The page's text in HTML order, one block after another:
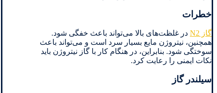
خطرات
گاز N2
در غلظت‌های بالا می‌تواند باعث خفگی شود.
همچنین، نیتروژن مایع بسیار سرد است و می‌تواند باعث
سوختگی شود. بنابراین، در هنگام کار با گاز نیتروژن باید
نکات ایمنی را رعایت کرد.
سیلندر گاز